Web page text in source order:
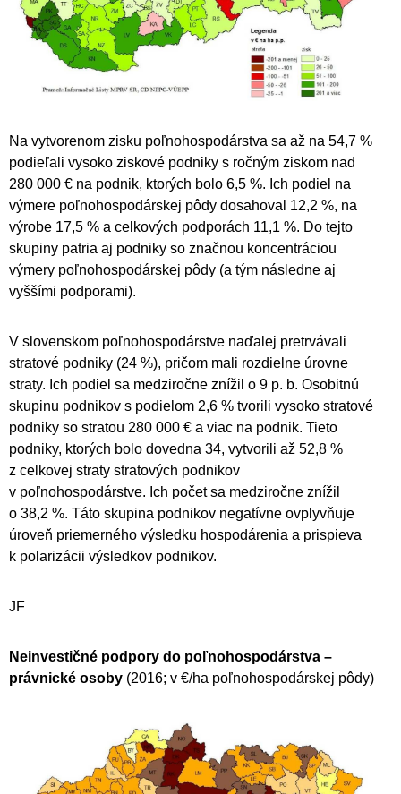
Na vytvorenom zisku poľnohospodárstva sa až na 54,7 %
podieľali vysoko ziskové podniky s ročným ziskom nad
280 000 € na podnik, ktorých bolo 6,5 %. Ich podiel na
výmere poľnohospodárskej pôdy dosahoval 12,2 %, na
výrobe 17,5 % a celkových podporách 11,1 %. Do tejto
skupiny patria aj podniky so značnou koncentráciou
výmery poľnohospodárskej pôdy (a tým následne aj
vyššími podporami).
V slovenskom poľnohospodárstve naďalej pretrvávali
stratové podniky (24 %), pričom mali rozdielne úrovne
straty. Ich podiel sa medziročne znížil o 9 p. b. Osobitnú
skupinu podnikov s podielom 2,6 % tvorili vysoko stratové
podniky so stratou 280 000 € a viac na podnik. Tieto
podniky, ktorých bolo dovedna 34, vytvorili až 52,8 %
z celkovej straty stratových podnikov
v poľnohospodárstve. Ich počet sa medziročne znížil
o 38,2 %. Táto skupina podnikov negatívne ovplyvňuje
úroveň priemerného výsledku hospodárenia a prispieva
k polarizácii výsledkov podnikov.
JF
Neinvestičné podpory do poľnohospodárstva –
právnické osoby (2016; v €/ha poľnohospodárskej pôdy)